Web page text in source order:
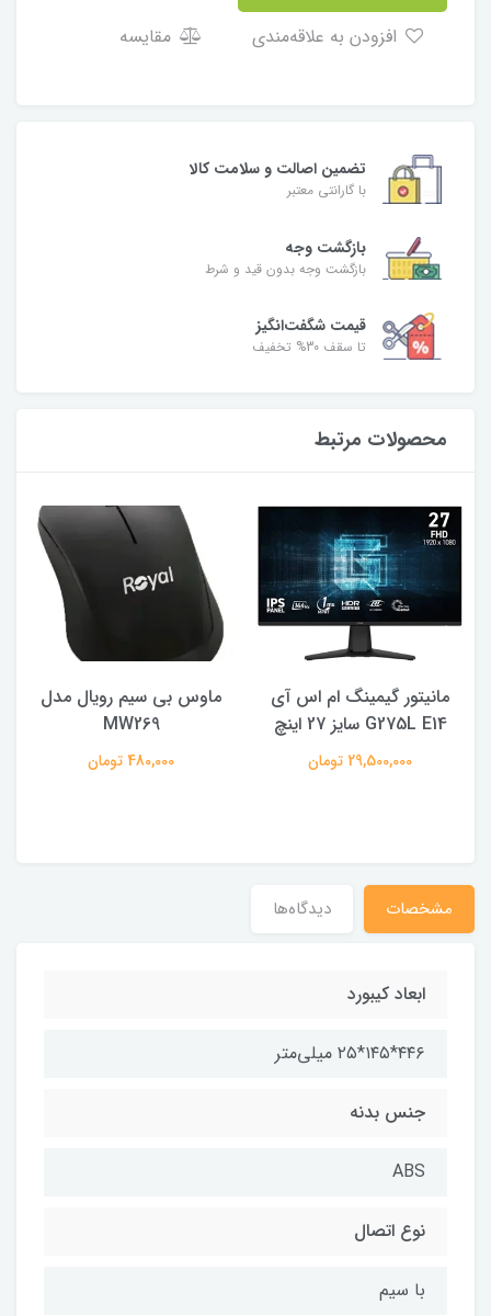
مقایسه
تضمین اصالت و سلامت کالا
با گارانتی معتبر
بازگشت وجه
بازگشت وجه بدون قید و شرط
قیمت شگفت‌انگیز
تا سقف 30% تخفیف
محصولات مرتبط
مانیتور گیمینگ ام اس آی
G275L E14 سایز 27 اینچ
29,500,000 تومان
ماوس بی سیم رویال مدل
MW269
480,000 تومان
مشخصات دیدگاه‌ها
ابعاد کیبورد
۴۴۶*۱۴۵*۲۵ میلی‌متر
جنس بدنه
ABS
نوع اتصال
با سیم